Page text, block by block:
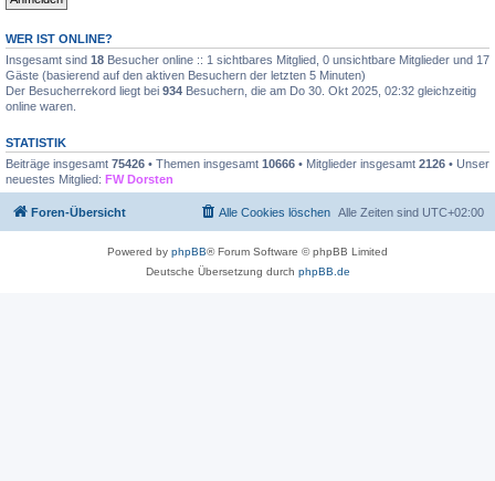
WER IST ONLINE?
Insgesamt sind 18 Besucher online :: 1 sichtbares Mitglied, 0 unsichtbare Mitglieder und 17
Gäste (basierend auf den aktiven Besuchern der letzten 5 Minuten)
Der Besucherrekord liegt bei 934 Besuchern, die am Do 30. Okt 2025, 02:32 gleichzeitig
online waren.
STATISTIK
Beiträge insgesamt 75426 • Themen insgesamt 10666 • Mitglieder insgesamt 2126 • Unser
neuestes Mitglied: FW Dorsten
Foren-Übersicht Alle Zeiten sind UTC+02:00
Alle Cookies löschen
Powered by phpBB® Forum Software © phpBB Limited
Deutsche Übersetzung durch phpBB.de